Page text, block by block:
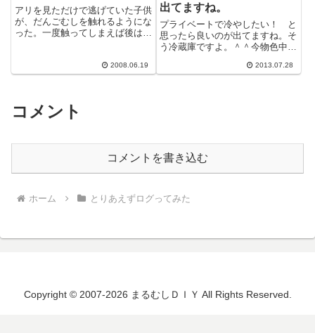
アリを見ただけで逃げていた子供
が、だんごむしを触れるようにな
った。一度触ってしまえば後はど
2008.06.19
出てますね。
プライベートで冷やしたい！ と
思ったら良いのが出てますね。そ
う冷蔵庫ですよ。＾＾今物色中な
と思いつくのがポータブル系（据
2013.07.28
コメント
コメントを書き込む
ホーム とりあえずログってみた
Copyright © 2007-2026 まるむしＤＩＹ All Rights Reserved.